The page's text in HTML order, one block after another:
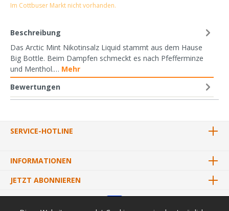
Im Cottbuser Markt nicht vorhanden.
Beschreibung
Das Arctic Mint Nikotinsalz Liquid stammt aus dem Hause
Big Bottle. Beim Dampfen schmeckt es nach Pfefferminze
und Menthol.… Mehr
Bewertungen
SERVICE-HOTLINE
INFORMATIONEN
JETZT ABONNIEREN